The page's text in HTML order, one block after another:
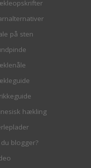
på sten
hækling
du blogger?